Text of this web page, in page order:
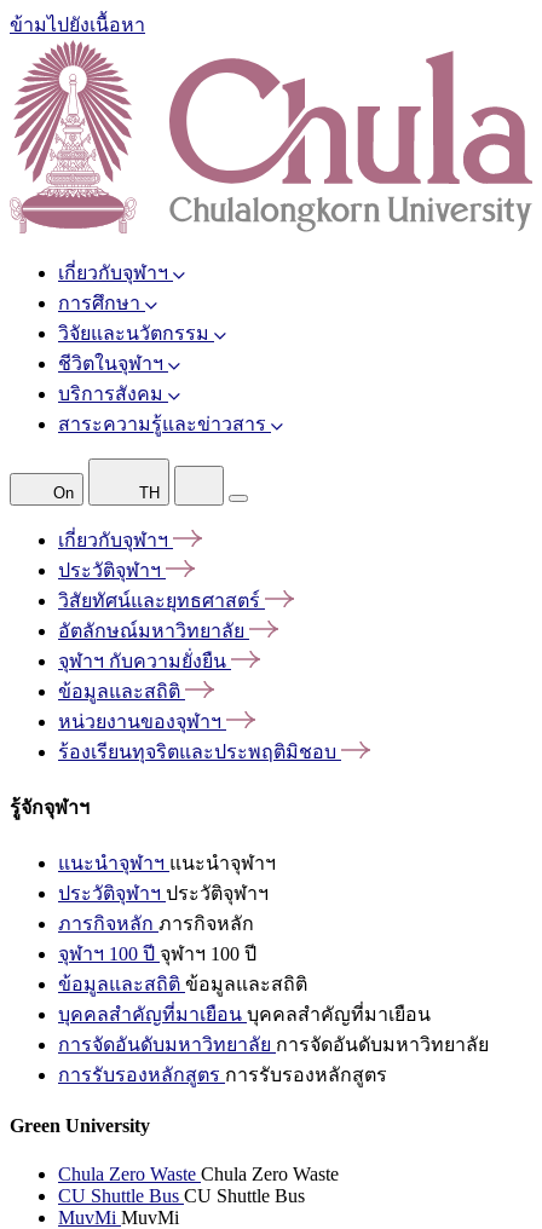
ข้ามไปยังเนื้อหา
เกี่ยวกับจุฬาฯ
การศึกษา
วิจัยและนวัตกรรม
ชีวิตในจุฬาฯ
บริการสังคม
สาระความรู้และข่าวสาร
On TH
เกี่ยวกับจุฬาฯ
ประวัติจุฬาฯ
วิสัยทัศน์และยุทธศาสตร์
อัตลักษณ์มหาวิทยาลัย
จุฬาฯ กับความยั่งยืน
ข้อมูลและสถิติ
หน่วยงานของจุฬาฯ
ร้องเรียนทุจริตและประพฤติมิชอบ
รู้จักจุฬาฯ
แนะนำจุฬาฯ แนะนำจุฬาฯ
ประวัติจุฬาฯ ประวัติจุฬาฯ
ภารกิจหลัก ภารกิจหลัก
จุฬาฯ 100 ปี จุฬาฯ 100 ปี
ข้อมูลและสถิติ ข้อมูลและสถิติ
บุคคลสำคัญที่มาเยือน บุคคลสำคัญที่มาเยือน
การจัดอันดับมหาวิทยาลัย การจัดอันดับมหาวิทยาลัย
การรับรองหลักสูตร การรับรองหลักสูตร
Green University
Chula Zero Waste Chula Zero Waste
CU Shuttle Bus CU Shuttle Bus
MuvMi MuvMi